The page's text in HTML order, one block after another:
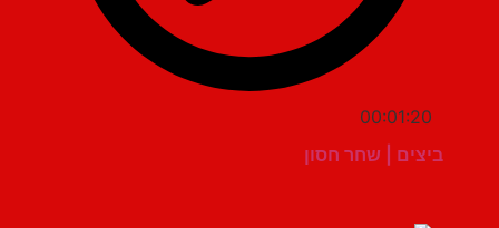
00:01:20
ביצים | שחר חסון